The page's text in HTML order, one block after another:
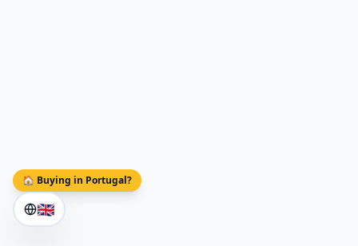
🏠 Buying in Portugal?
🇬🇧